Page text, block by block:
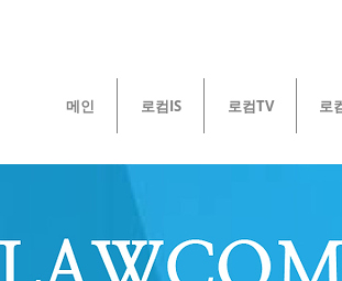
메인 로컴IS 로컴TV 로